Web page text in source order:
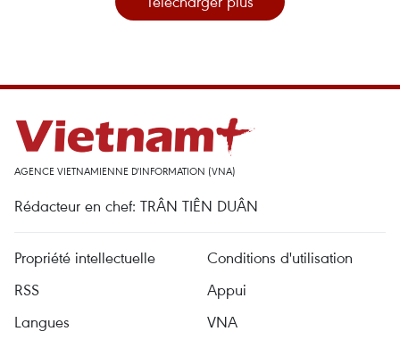
AGENCE VIETNAMIENNE D'INFORMATION (VNA)
Rédacteur en chef: TRÂN TIÊN DUÂN
Propriété intellectuelle
Conditions d'utilisation
RSS
Appui
Langues
VNA